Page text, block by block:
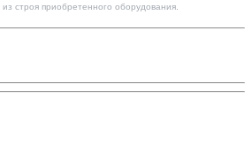
строя приобретенного оборудования.